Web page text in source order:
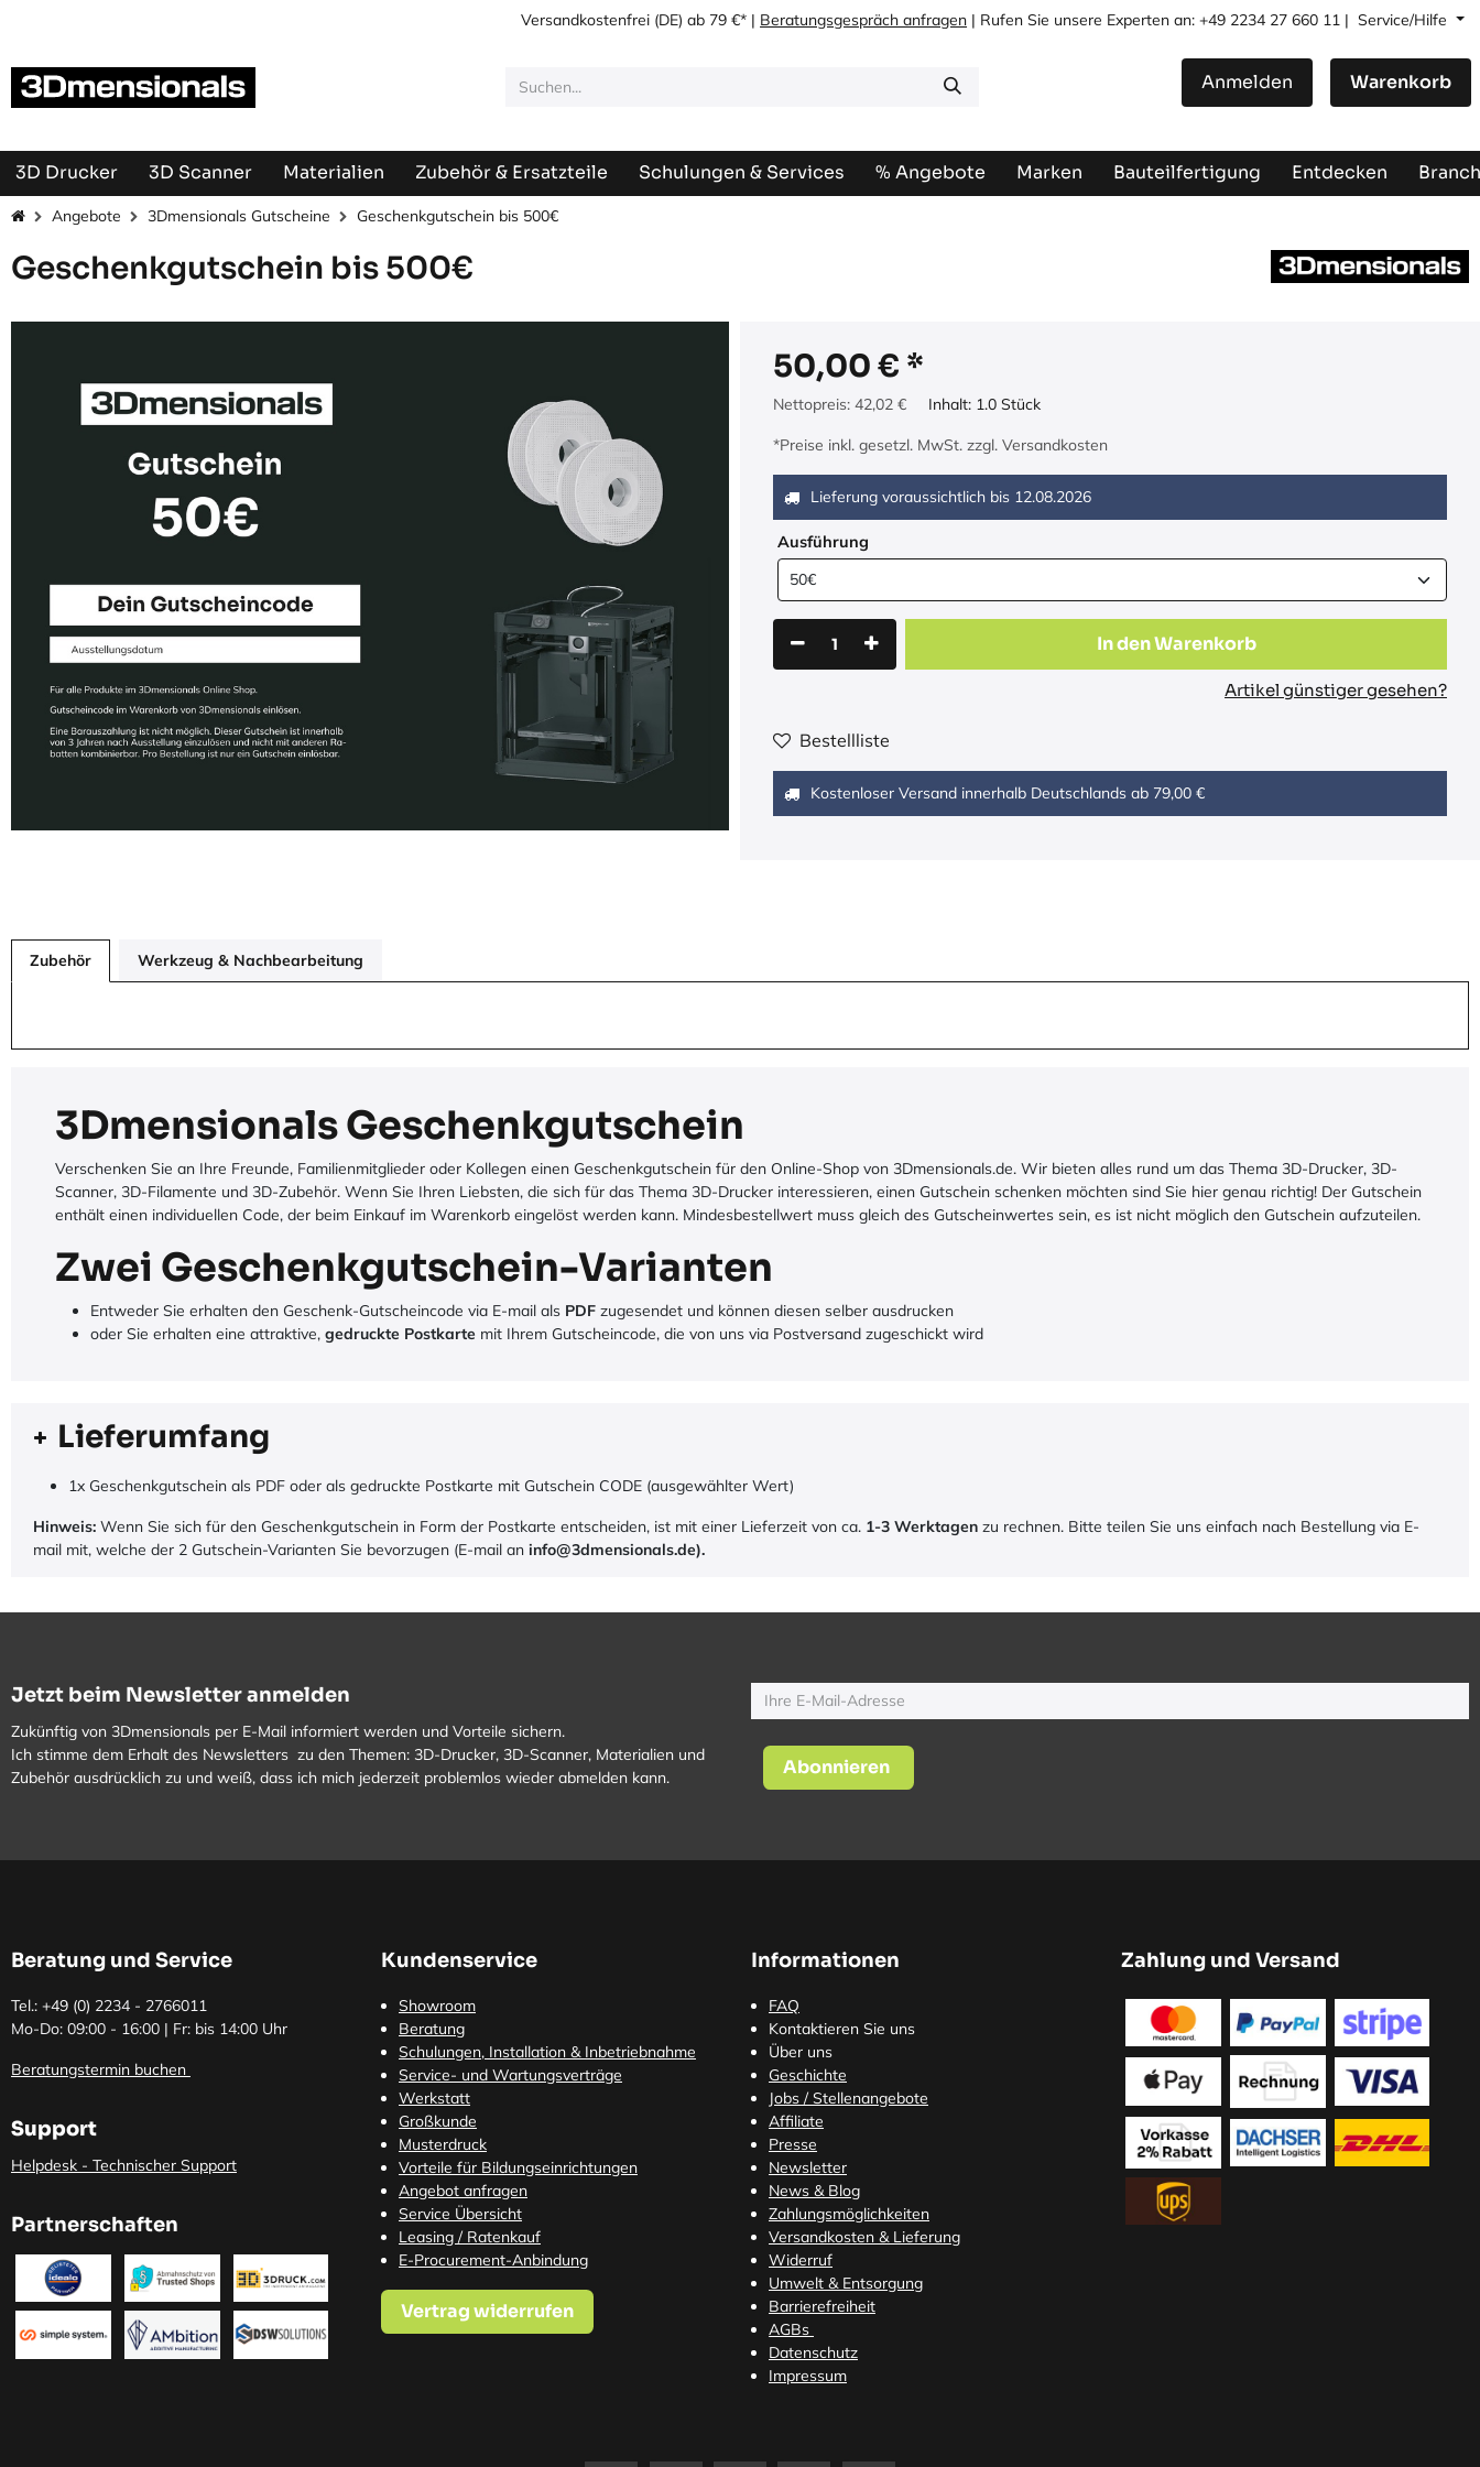
Versandkostenfrei (DE) ab 79 €* | Beratungsgespräch anfragen | Rufen Sie unsere Experten an: +49 2234 27 660 11 | Service/Hilfe
Anmelden Warenkorb
3D Drucker 3D Scanner Materialien Zubehör & Ersatzteile Schulungen & Services % Angebote Marken Bauteilfertigung Entdecken
Angebote 3Dmensionals Gutscheine Geschenkgutschein bis 500€
Geschenkgutschein bis 500€
50,00 €
Nettopreis: 42,02 € Inhalt: 1.0 Stück
*Preise inkl. gesetzl. MwSt. zzgl. Versandkosten
Lieferung voraussichtlich bis 12.08.2026
Ausführung
In den Warenkorb
Artikel günstiger gesehen?
Bestellliste
Kostenloser Versand innerhalb Deutschlands ab 79,00 €
Zubehör Werkzeug & Nachbearbeitung
3Dmensionals Geschenkgutschein
Verschenken Sie an Ihre Freunde, Familienmitglieder oder Kollegen einen Geschenkgutschein für den Online-Shop von 3Dmensionals.de. Wir bieten alles rund um das Thema 3D-Drucker, 3D-
Scanner, 3D-Filamente und 3D-Zubehör. Wenn Sie Ihren Liebsten, die sich für das Thema 3D-Drucker interessieren, einen Gutschein schenken möchten sind Sie hier genau richtig! Der Gutschein
enthält einen individuellen Code, der beim Einkauf im Warenkorb eingelöst werden kann. Mindesbestellwert muss gleich des Gutscheinwertes sein, es ist nicht möglich den Gutschein aufzuteilen.
Zwei Geschenkgutschein-Varianten
Entweder Sie erhalten den Geschenk-Gutscheincode via E-mail als PDF zugesendet und können diesen selber ausdrucken
oder Sie erhalten eine attraktive, gedruckte Postkarte mit Ihrem Gutscheincode, die von uns via Postversand zugeschickt wird
Lieferumfang
1x Geschenkgutschein als PDF oder als gedruckte Postkarte mit Gutschein CODE (ausgewählter Wert)
Hinweis: Wenn Sie sich für den Geschenkgutschein in Form der Postkarte entscheiden, ist mit einer Lieferzeit von ca. 1-3 Werktagen zu rechnen. Bitte teilen Sie uns einfach nach Bestellung via E-
mail mit, welche der 2 Gutschein-Varianten Sie bevorzugen (E-mail an info@3dmensionals.de).
Jetzt beim Newsletter anmelden
Zukünftig von 3Dmensionals per E-Mail informiert werden und Vorteile sichern.
Ich stimme dem Erhalt des Newsletters zu den Themen: 3D-Drucker, 3D-Scanner, Materialien und
Zubehör ausdrücklich zu und weiß, dass ich mich jederzeit problemlos wieder abmelden kann.
Abonnieren
Beratung und Service
Tel.: +49 (0) 2234 - 2766011
Mo-Do: 09:00 - 16:00 | Fr: bis 14:00 Uhr
Beratungstermin buchen
Support
Helpdesk - Technischer Support
Partnerschaften
Kundenservice
Showroom
Beratung
Schulungen, Installation & Inbetriebnahme
Service- und Wartungsverträge
Werkstatt
Großkunde
Musterdruck
Vorteile für Bildungseinrichtungen
Angebot anfragen
Service Übersicht
Leasing / Ratenkauf
E-Procurement-Anbindung
Vertrag widerrufen
Informationen
FAQ
Kontaktieren Sie uns
Über uns
Geschichte
Jobs / Stellenangebote
Affiliate
Presse
Newsletter
News & Blog
Zahlungsmöglichkeiten
Versandkosten & Lieferung
Widerruf
Umwelt & Entsorgung
Barrierefreiheit
AGBs
Datenschutz
Impressum
Zahlung und Versand